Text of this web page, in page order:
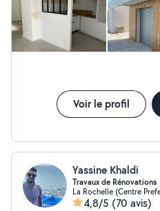
Voir le profil
Yassine Khaldi
Travaux de Rénovations
La Rochelle (Centre
4,8/5 (70 avis)